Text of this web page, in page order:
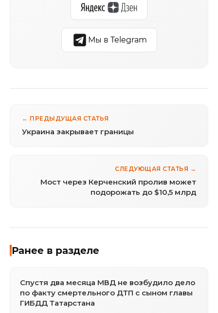
Мы в Telegram
← ПРЕДЫДУЩАЯ СТАТЬЯ
Украина закрывает границы
СЛЕДУЮЩАЯ СТАТЬЯ →
Мост через Керченский пролив может
подорожать до $10,5 млрд
Ранее в разделе
Спустя два месяца МВД не возбудило дело
по факту смертельного ДТП с сыном главы
ГИБДД Татарстана